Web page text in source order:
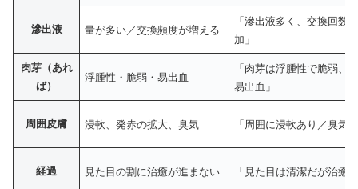
滲出液 量が多い／交換頻度が増える
「滲出液多く、交換回数
加」
肉芽（あれ
ば）
浮腫性・脆弱・易出血
「肉芽は浮腫性で脆弱、
易出血」
周囲皮膚 浸軟、発赤の拡大、臭気 「周囲に浸軟あり／臭気
経過 見た目の割に治癒が進まない 「見た目は清潔だが治癒